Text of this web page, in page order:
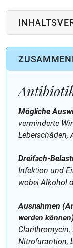
Mögliche
verminderte
Leberschäden,
Dreifach-
Infektion und
wobei Alkohol
Ausnahmen
werden
Clarithromycin,
Nitrofurantion,